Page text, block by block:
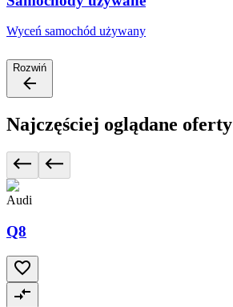
Wyceń samochód używany
Rozwiń
Najczęściej oglądane oferty
Audi
Q8